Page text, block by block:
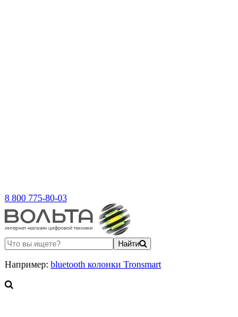
8 800 775-80-03
Найти
Например: bluetooth колонки Tronsmart